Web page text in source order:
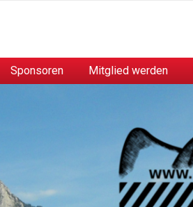
Sponsoren Mitglied werden